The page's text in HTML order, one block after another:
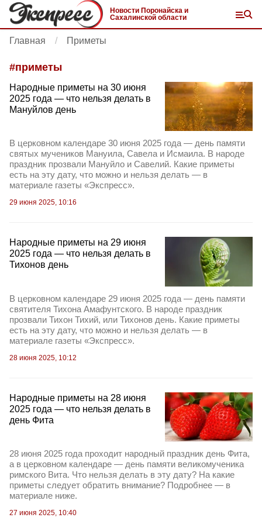
Новости Поронайска и
Сахалинской области
Главная Приметы
#приметы
Народные приметы на 30 июня
2025 года — что нельзя делать в
Мануйлов день
В церковном календаре 30 июня 2025 года — день памяти
святых мучеников Мануила, Савела и Исмаила. В народе
праздник прозвали Мануйло и Савелий. Какие приметы
есть на эту дату, что можно и нельзя делать — в
материале газеты «Экспресс».
29 июня 2025, 10:16
Народные приметы на 29 июня
2025 года — что нельзя делать в
Тихонов день
В церковном календаре 29 июня 2025 года — день памяти
святителя Тихона Амафунтского. В народе праздник
прозвали Тихон Тихий, или Тихонов день. Какие приметы
есть на эту дату, что можно и нельзя делать — в
материале газеты «Экспресс».
28 июня 2025, 10:12
Народные приметы на 28 июня
2025 года — что нельзя делать в
день Фита
28 июня 2025 года проходит народный праздник день Фита,
а в церковном календаре — день памяти великомученика
римского Вита. Что нельзя делать в эту дату? На какие
приметы следует обратить внимание? Подробнее — в
материале ниже.
27 июня 2025, 10:40